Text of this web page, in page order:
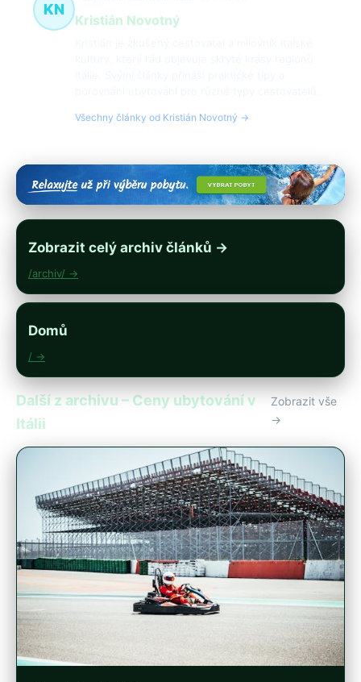
KN
Kristián Novotný
Všechny články od Kristián Novotný →
Zobrazit celý archiv článků →
/archiv/ →
Domů
/ →
Další z archivu – Ceny ubytování v
Itálii
Zobrazit vše
→